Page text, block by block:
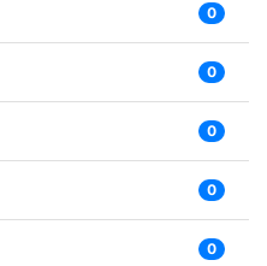
0
0
0
0
0